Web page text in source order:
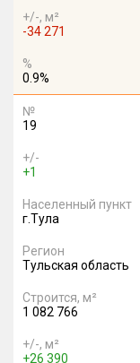
+/-, м²
-34 271
%
0.9%
№
19
+/-
+1
Населенный пункт
г.Тула
Регион
Тульская область
Строится, м²
1 082 766
+/-, м²
+26 390